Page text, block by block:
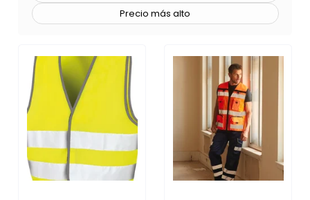
un equipo de construcción, personal de seguridad o eventos al aire
libre, nuestros chalecos reflectantes son la solución perfecta para
la oscuridad
💫. ¡haz clic aquí para comenzar a personalizar tus
chalecos ahora!
Precio más alto